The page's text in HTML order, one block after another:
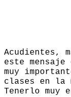
Acudientes,
este
muy
clases en la
Tenerlo muy